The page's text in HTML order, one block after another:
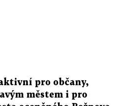
pro občany,
městem i pro